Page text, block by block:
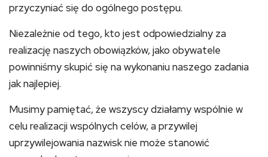
przyczyniać się do ogólnego postępu.
Niezależnie od tego, kto jest odpowiedzialny za
realizację naszych obowiązków, jako obywatele
powinniśmy skupić się na wykonaniu naszego zadania
jak najlepiej.
Musimy pamiętać, że wszyscy działamy wspólnie w
celu realizacji wspólnych celów, a przywilej
uprzywilejowania nazwisk nie może stanowić